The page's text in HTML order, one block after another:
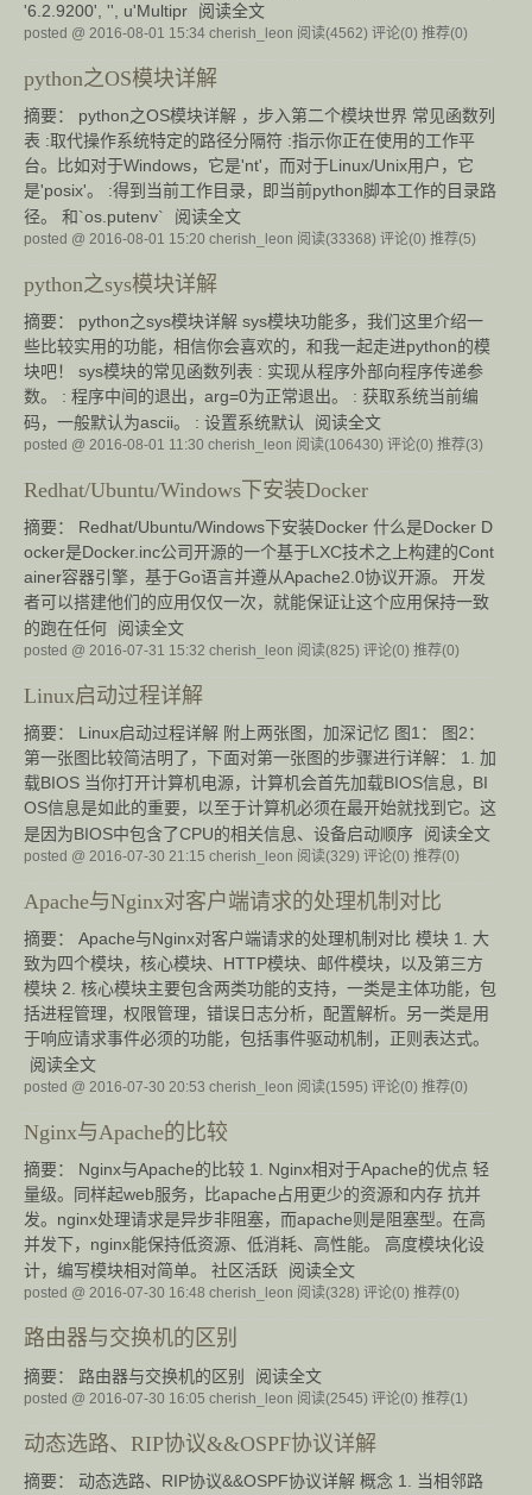
'6.2.9200', '', u'Multipr
阅读全文
posted @ 2016-08-01 15:34 cherish_leon 阅读(4562) 评论(0) 推荐(0)
python之OS模块详解
摘要： python之OS模块详解 ，步入第二个模块世界 常见函数列
表 :取代操作系统特定的路径分隔符 :指示你正在使用的工作平
台。比如对于Windows，它是'nt'，而对于Linux/Unix用户，它
是'posix'。 :得到当前工作目录，即当前python脚本工作的目录路
径。 和`os.putenv`
阅读全文
posted @ 2016-08-01 15:20 cherish_leon 阅读(33368) 评论(0) 推荐(5)
python之sys模块详解
摘要： python之sys模块详解 sys模块功能多，我们这里介绍一
些比较实用的功能，相信你会喜欢的，和我一起走进python的模
块吧！ sys模块的常见函数列表 : 实现从程序外部向程序传递参
数。 : 程序中间的退出，arg=0为正常退出。 : 获取系统当前编
码，一般默认为ascii。 : 设置系统默认
阅读全文
posted @ 2016-08-01 11:30 cherish_leon 阅读(106430) 评论(0) 推荐(3)
Redhat/Ubuntu/Windows下安装Docker
摘要： Redhat/Ubuntu/Windows下安装Docker 什么是Docker D
ocker是Docker.inc公司开源的一个基于LXC技术之上构建的Cont
ainer容器引擎，基于Go语言并遵从Apache2.0协议开源。 开发
者可以搭建他们的应用仅仅一次，就能保证让这个应用保持一致
的跑在任何
阅读全文
posted @ 2016-07-31 15:32 cherish_leon 阅读(825) 评论(0) 推荐(0)
Linux启动过程详解
摘要： Linux启动过程详解 附上两张图，加深记忆 图1： 图2：
第一张图比较简洁明了，下面对第一张图的步骤进行详解： 1. 加
载BIOS 当你打开计算机电源，计算机会首先加载BIOS信息，BI
OS信息是如此的重要，以至于计算机必须在最开始就找到它。这
是因为BIOS中包含了CPU的相关信息、设备启动顺序
阅读全文
posted @ 2016-07-30 21:15 cherish_leon 阅读(329) 评论(0) 推荐(0)
Apache与Nginx对客户端请求的处理机制对比
摘要： Apache与Nginx对客户端请求的处理机制对比 模块 1. 大
致为四个模块，核心模块、HTTP模块、邮件模块，以及第三方
模块 2. 核心模块主要包含两类功能的支持，一类是主体功能，包
括进程管理，权限管理，错误日志分析，配置解析。另一类是用
于响应请求事件必须的功能，包括事件驱动机制，正则表达式。
阅读全文
posted @ 2016-07-30 20:53 cherish_leon 阅读(1595) 评论(0) 推荐(0)
Nginx与Apache的比较
摘要： Nginx与Apache的比较 1. Nginx相对于Apache的优点 轻
量级。同样起web服务，比apache占用更少的资源和内存 抗并
发。nginx处理请求是异步非阻塞，而apache则是阻塞型。在高
并发下，nginx能保持低资源、低消耗、高性能。 高度模块化设
计，编写模块相对简单。 社区活跃
阅读全文
posted @ 2016-07-30 16:48 cherish_leon 阅读(328) 评论(0) 推荐(0)
路由器与交换机的区别
摘要： 路由器与交换机的区别 阅读全文
posted @ 2016-07-30 16:05 cherish_leon 阅读(2545) 评论(0) 推荐(1)
动态选路、RIP协议&&OSPF协议详解
摘要： 动态选路、RIP协议&&OSPF协议详解 概念 1. 当相邻路